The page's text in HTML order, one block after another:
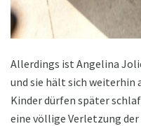
Allerdings ist Angelina
und sie hält sich weiterhin
Kinder dürfen später
eine völlige Verletzung